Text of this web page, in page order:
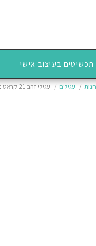
תכשיטים בעיצוב אישי
חנות עגילים עגילי זהב 21 קראט צמודים בצורת פרח